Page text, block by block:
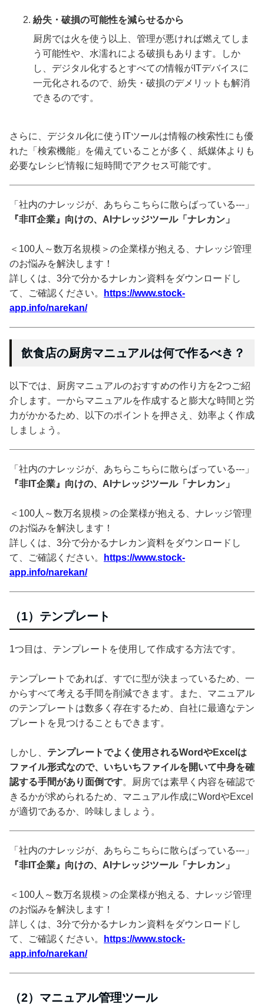
紛失・破損の可能性を減らせるから
厨房では火を使う以上、管理が悪ければ燃えてしま
う可能性や、水濡れによる破損もあります。しか
し、デジタル化するとすべての情報がITデバイスに
一元化されるので、紛失・破損のデメリットも解消
できるのです。
さらに、デジタル化に使うITツールは情報の検索性にも優
れた「検索機能」を備えていることが多く、紙媒体よりも
必要なレシピ情報に短時間でアクセス可能です。
「社内のナレッジが、あちらこちらに散らばっている---」
『非IT企業』向けの、AIナレッジツール「ナレカン」
＜100人～数万名規模＞の企業様が抱える、ナレッジ管理
のお悩みを解決します！
詳しくは、3分で分かるナレカン資料をダウンロードし
て、ご確認ください。
https://www.stock-
app.info/narekan/
飲食店の厨房マニュアルは何で作るべき？
以下では、厨房マニュアルのおすすめの作り方を2つご紹
介します。一からマニュアルを作成すると膨大な時間と労
力がかかるため、以下のポイントを押さえ、効率よく作成
しましょう。
「社内のナレッジが、あちらこちらに散らばっている---」
『非IT企業』向けの、AIナレッジツール「ナレカン」
＜100人～数万名規模＞の企業様が抱える、ナレッジ管理
のお悩みを解決します！
詳しくは、3分で分かるナレカン資料をダウンロードし
て、ご確認ください。
https://www.stock-
app.info/narekan/
（1）テンプレート
1つ目は、テンプレートを使用して作成する方法です。
テンプレートであれば、すでに型が決まっているため、一
からすべて考える手間を削減できます。また、マニュアル
のテンプレートは数多く存在するため、自社に最適なテン
プレートを見つけることもできます。
しかし、 テンプレートでよく使用されるWordやExcelは
ファイル形式なので、いちいちファイルを開いて中身を確
認する手間があり面倒です。厨房では素早く内容を確認で
きるかが求められるため、マニュアル作成にWordやExcel
が適切であるか、吟味しましょう。
「社内のナレッジが、あちらこちらに散らばっている---」
『非IT企業』向けの、AIナレッジツール「ナレカン」
＜100人～数万名規模＞の企業様が抱える、ナレッジ管理
のお悩みを解決します！
詳しくは、3分で分かるナレカン資料をダウンロードし
て、ご確認ください。
https://www.stock-
app.info/narekan/
（2）マニュアル管理ツール